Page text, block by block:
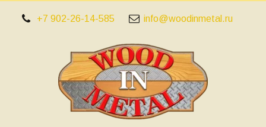
+7 902-26-14-585 info@woodinmetal.ru